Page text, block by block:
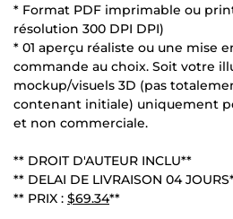
* Format PDF imprimable ou
résolution 300 DPI DPI)
* 01 aperçu réaliste ou une mise
commande au choix. Soit votre
mockup/visuels 3D (pas
contenant initiale) uniquement
et non commerciale.
** DROIT D'AUTEUR INCLU**
** DELAI DE LIVRAISON 04
** PRIX : $69.34**